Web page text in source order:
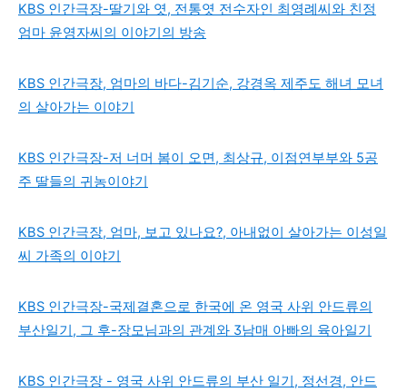
KBS 인간극장-딸기와 엿, 전통엿 전수자인 최영례씨와 친정
엄마 윤영자씨의 이야기의 방송
KBS 인간극장, 엄마의 바다-김기순, 강경옥 제주도 해녀 모녀
의 살아가는 이야기
KBS 인간극장-저 너머 봄이 오면, 최상규, 이점연부부와 5공
주 딸들의 귀농이야기
KBS 인간극장, 엄마, 보고 있나요?, 아내없이 살아가는 이성일
씨 가족의 이야기
KBS 인간극장-국제결혼으로 한국에 온 영국 사위 안드류의
부산일기, 그 후-장모님과의 관계와 3남매 아빠의 육아일기
KBS 인간극장 - 영국 사위 안드류의 부산 일기, 정선경, 안드